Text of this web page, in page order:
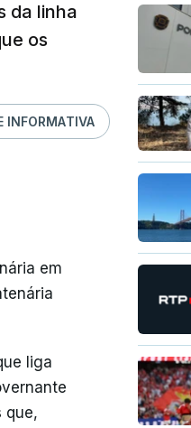
da linha
os
INFORMATIVA
em
liga
que,